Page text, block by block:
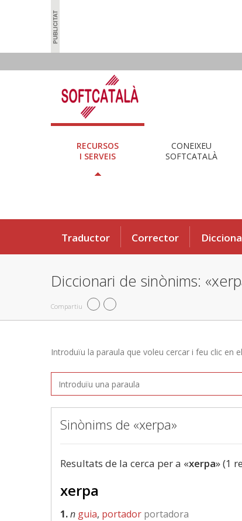
RECURSOS
I SERVEIS
CONEIXEU
SOFTCATALÀ
Traductor Corrector
Diccionari de sinònims:
Compartiu
Introduïu la paraula que voleu cercar i feu clic en
Sinònims de «xerpa»
Resultats de la cerca per a «xerpa» (1
xerpa
1.n guia, portador portadora